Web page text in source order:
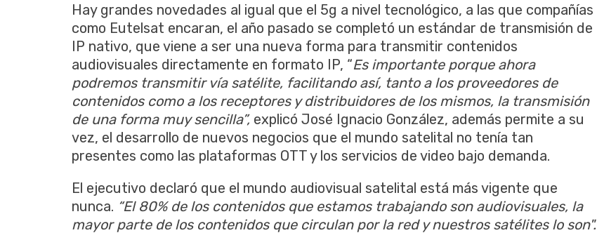
Hay grandes novedades al igual que el 5g a nivel tecnológico, a las que compañías
como Eutelsat encaran, el año pasado se completó un estándar de transmisión de
IP nativo, que viene a ser una nueva forma para transmitir contenidos
audiovisuales directamente en formato IP, “Es importante porque ahora
podremos transmitir vía satélite, facilitando así, tanto a los proveedores de
contenidos como a los receptores y distribuidores de los mismos, la transmisión
de una forma muy sencilla”, explicó José Ignacio González, además permite a su
vez, el desarrollo de nuevos negocios que el mundo satelital no tenía tan
presentes como las plataformas OTT y los servicios de video bajo demanda.
El ejecutivo declaró que el mundo audiovisual satelital está más vigente que
nunca. “El 80% de los contenidos que estamos trabajando son audiovisuales, la
mayor parte de los contenidos que circulan por la red y nuestros satélites lo son".